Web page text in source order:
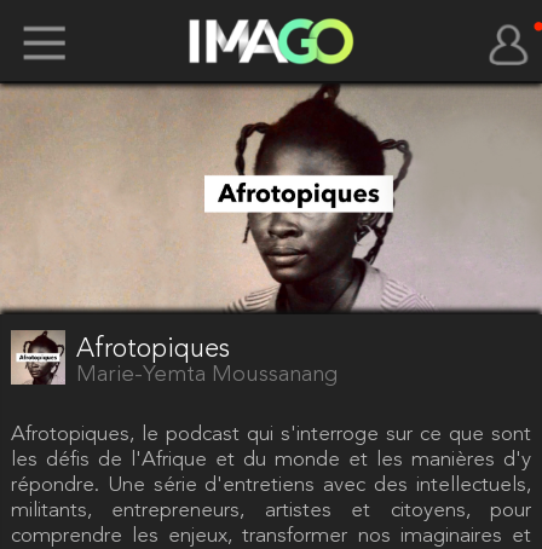
Afrotopiques
Marie-Yemta Moussanang
Afrotopiques, le podcast qui s'interroge sur ce que sont
les défis de l'Afrique et du monde et les manières d'y
répondre. Une série d'entretiens avec des intellectuels,
militants, entrepreneurs, artistes et citoyens, pour
comprendre les enjeux, transformer nos imaginaires et